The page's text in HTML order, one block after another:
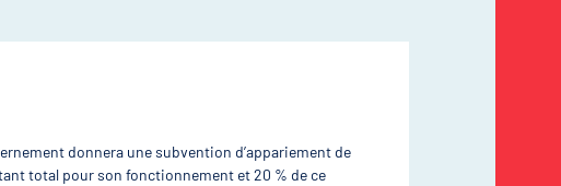
donnera une subvention d’appariement de
total pour son fonctionnement et 20 % de ce